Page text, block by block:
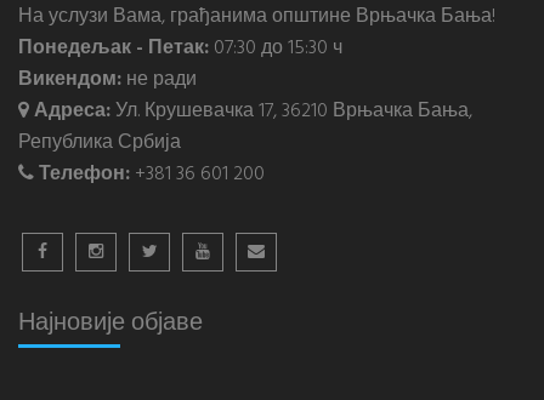
На услузи Вама, грађанима општине Врњачка Бања!
Понедељак - Петак:07:30 до 15:30 ч
Викендом:не ради
Адреса:Ул. Крушевачка 17, 36210 Врњачка Бања,
Република Србија
Телефон:+381 36 601 200
Најновије објаве